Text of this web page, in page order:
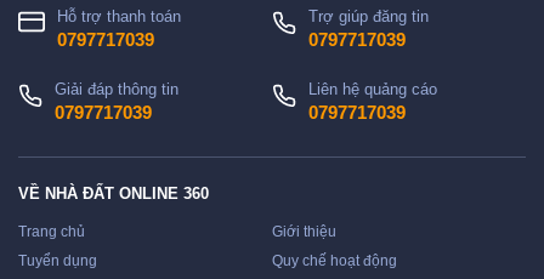
Hỗ trợ thanh toán
0797717039
Trợ giúp đăng tin
0797717039
Giải đáp thông tin
0797717039
Liên hệ quảng cáo
0797717039
VỀ NHÀ ĐẤT ONLINE 360
Trang chủ
Giới thiệu
Tuyển dụng
Quy chế hoạt động